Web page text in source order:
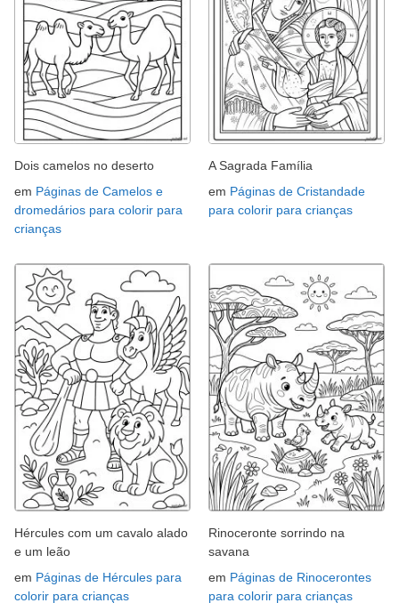
Dois camelos no deserto
em Páginas de Camelos e
dromedários para colorir para
crianças
A Sagrada Família
em Páginas de Cristandade
para colorir para crianças
Hércules com um cavalo alado
e um leão
em Páginas de Hércules para
colorir para crianças
Rinoceronte sorrindo na
savana
em Páginas de Rinocerontes
para colorir para crianças